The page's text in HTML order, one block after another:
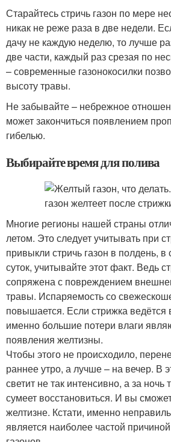
Старайтесь стричь газон по мере
никак не реже раза в две недели.
дачу не каждую неделю, то лучше
две части, каждый раз срезая по
– современные газонокосилки
высоту травы.
Не забывайте – небрежное
может закончиться появлением
гибелью.
Выбирайте время для полива
Многие регионы нашей страны
летом. Это следует учитывать при
привыкли стричь газон в полдень,
суток, учитывайте этот факт. Ведь
сопряжена с повреждением
травы. Испаряемость со
повышается. Если стрижка ведётся
именно большие потери влаги
появления желтизны.
Чтобы этого не происходило,
раннее утро, а лучше – на вечер. В
светит не так интенсивно, а за ночь
сумеет восстановиться. И вы
желтизне. Кстати, именно
является наиболее частой